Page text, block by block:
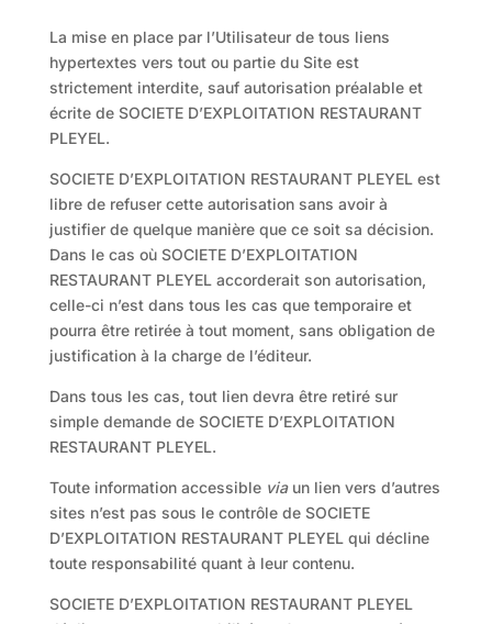
La mise en place par l’Utilisateur de tous liens
hypertextes vers tout ou partie du Site est
strictement interdite, sauf autorisation préalable et
écrite de SOCIETE D’EXPLOITATION RESTAURANT
PLEYEL.
SOCIETE D’EXPLOITATION RESTAURANT PLEYEL est
libre de refuser cette autorisation sans avoir à
justifier de quelque manière que ce soit sa décision.
Dans le cas où SOCIETE D’EXPLOITATION
RESTAURANT PLEYEL accorderait son autorisation,
celle-ci n’est dans tous les cas que temporaire et
pourra être retirée à tout moment, sans obligation de
justification à la charge de l’éditeur.
Dans tous les cas, tout lien devra être retiré sur
simple demande de SOCIETE D’EXPLOITATION
RESTAURANT PLEYEL.
Toute information accessible viaun lien vers d’autres
sites n’est pas sous le contrôle de SOCIETE
D’EXPLOITATION RESTAURANT PLEYEL qui décline
toute responsabilité quant à leur contenu.
SOCIETE D’EXPLOITATION RESTAURANT PLEYEL